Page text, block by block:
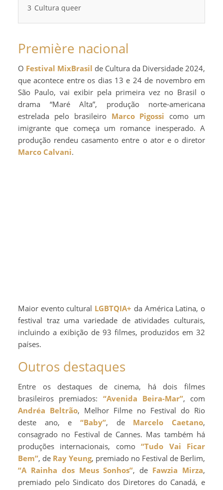
3 Cultura queer
Première nacional
Festival MixBrasil de Cultura da Diversidade 2024,
que acontece entre os dias 13 e 24 de novembro em
São Paulo, vai exibir pela primeira vez no Brasil o
drama “Maré Alta”, produção norte-americana
estrelada pelo brasileiro Marco Pigossi como um
imigrante que começa um romance inesperado. A
produção rendeu casamento entre o ator e o diretor
Marco Calvani.
Maior evento cultural LGBTQIA+ da América Latina, o
festival traz uma variedade de atividades culturais,
incluindo a exibição de 93 filmes, produzidos em 32
países.
Outros destaques
Entre os destaques de cinema, há dois filmes
brasileiros premiados: “Avenida Beira-Mar”, com
Andréa Beltrão, Melhor Filme no Festival do Rio
deste ano, e “Baby”, de Marcelo Caetano,
consagrado no Festival de Cannes. Mas também há
produções internacionais, como“Tudo Vai Ficar
Bem”, de Ray Yeung, premiado no Festival de Berlim,
“A Rainha dos Meus Sonhos”, de Fawzia Mirza,
premiado pelo Sindicato dos Diretores do Canadá, e